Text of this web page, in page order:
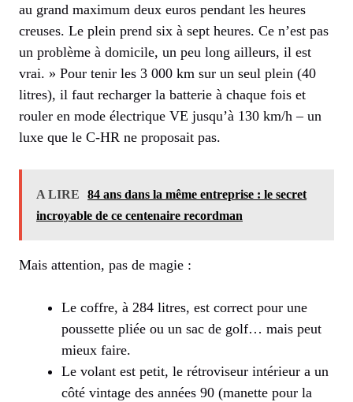
au grand maximum deux euros pendant les heures
creuses. Le plein prend six à sept heures. Ce n’est pas
un problème à domicile, un peu long ailleurs, il est
vrai. » Pour tenir les 3 000 km sur un seul plein (40
litres), il faut recharger la batterie à chaque fois et
rouler en mode électrique VE jusqu’à 130 km/h – un
luxe que le C-HR ne proposait pas.
A LIRE
84 ans dans la même entreprise : le secret
incroyable de ce centenaire recordman
Mais attention, pas de magie :
Le coffre, à 284 litres, est correct pour une
poussette pliée ou un sac de golf… mais peut
mieux faire.
Le volant est petit, le rétroviseur intérieur a un
côté vintage des années 90 (manette pour la